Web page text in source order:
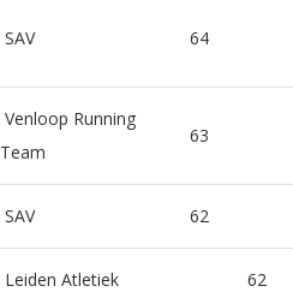
SAV 64
Venloop Running
Team
63
SAV 62
Leiden Atletiek 62